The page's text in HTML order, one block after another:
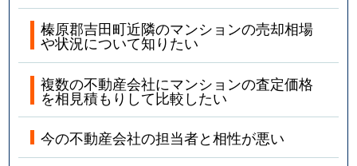
榛原郡吉田町近隣のマンションの売却相場
や状況について知りたい
複数の不動産会社にマンションの査定価格
を相見積もりして比較したい
今の不動産会社の担当者と相性が悪い